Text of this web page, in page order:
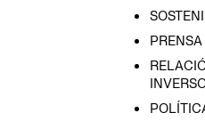
PRENSA